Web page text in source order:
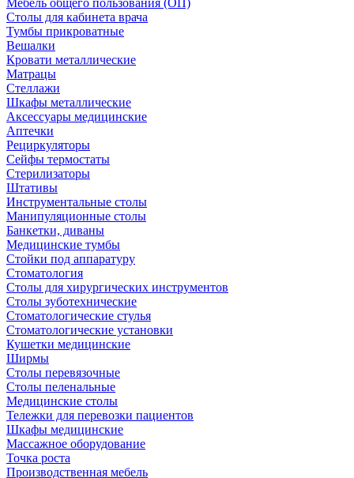
Мебель общего пользования (ОП)
Столы для кабинета врача
Тумбы прикроватные
Вешалки
Кровати металлические
Матрацы
Стеллажи
Шкафы металлические
Аксессуары медицинские
Аптечки
Рециркуляторы
Сейфы термостаты
Стерилизаторы
Штативы
Инструментальные столы
Манипуляционные столы
Банкетки, диваны
Медицинские тумбы
Стойки под аппаратуру
Стоматология
Столы для хирургических инструментов
Столы зуботехнические
Стоматологические стулья
Стоматологические установки
Кушетки медицинские
Ширмы
Столы перевязочные
Столы пеленальные
Медицинские столы
Тележки для перевозки пациентов
Шкафы медицинские
Массажное оборудование
Точка роста
Производственная мебель